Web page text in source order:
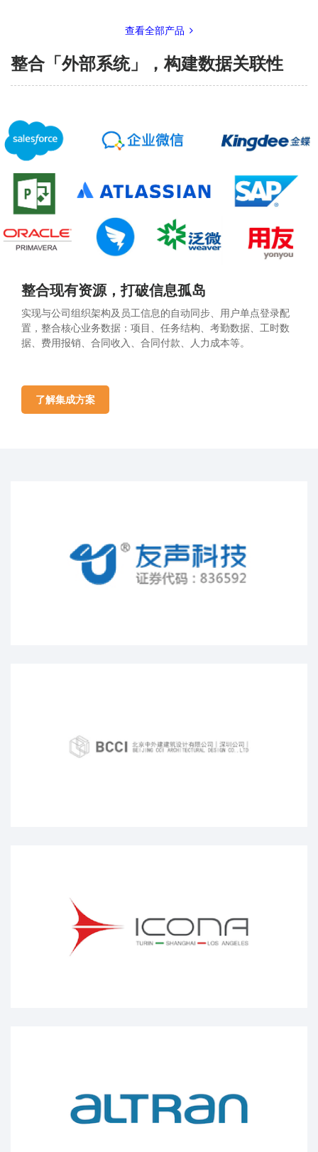
查看全部产品
整合「外部系统」，构建数据关联性
整合现有资源，打破信息孤岛
实现与公司组织架构及员工信息的自动同步、用户单点登录配
置，整合核心业务数据：项目、任务结构、考勤数据、工时数
据、费用报销、合同收入、合同付款、人力成本等。
了解集成方案